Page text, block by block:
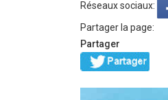
Réseaux sociaux:
Partager la page:
Partager